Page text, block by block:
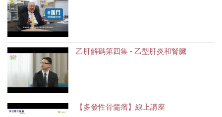
乙肝解碼第四集 - 乙型肝炎和腎臟
【多發性骨髓瘤】線上講座